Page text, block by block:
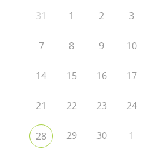
31 1 2 3
7 8 9 10
14 15 16 17
21 22 23 24
28 29 30 1